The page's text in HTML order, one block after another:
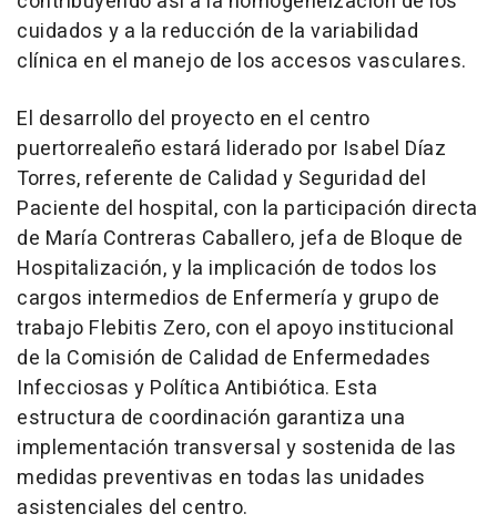
cuidados y a la reducción de la variabilidad
clínica en el manejo de los accesos vasculares.
El desarrollo del proyecto en el centro
puertorrealeño estará liderado por Isabel Díaz
Torres, referente de Calidad y Seguridad del
Paciente del hospital, con la participación directa
de María Contreras Caballero, jefa de Bloque de
Hospitalización, y la implicación de todos los
cargos intermedios de Enfermería y grupo de
trabajo Flebitis Zero, con el apoyo institucional
de la Comisión de Calidad de Enfermedades
Infecciosas y Política Antibiótica. Esta
estructura de coordinación garantiza una
implementación transversal y sostenida de las
medidas preventivas en todas las unidades
asistenciales del centro.